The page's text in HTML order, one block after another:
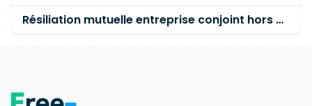
Résiliation mutuelle entreprise conjoint hors échéance